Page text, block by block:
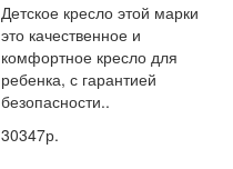
Детское кресло этой марки
это качественное и
комфортное кресло для
ребенка, с гарантией
безопасности..
30347р.